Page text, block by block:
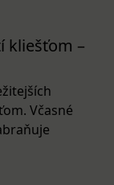
kliešťom –
Včasné